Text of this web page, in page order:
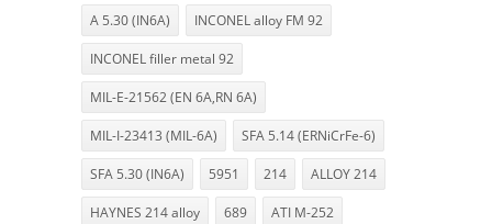
A 5.30 (IN6A) INCONEL alloy FM 92
INCONEL filler metal 92
MIL-E-21562 (EN 6A,RN 6A)
MIL-I-23413 (MIL-6A) SFA 5.14 (ERNiCrFe-6)
SFA 5.30 (IN6A) 5951 214 ALLOY 214
HAYNES 214 alloy 689 ATI M-252